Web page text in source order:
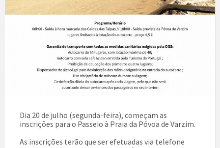
Dia 20 de julho (segunda-feira), começam as
inscrições para o Passeio à Praia da Póvoa de Varzim.
As inscrições terão que ser efetuadas via telefone